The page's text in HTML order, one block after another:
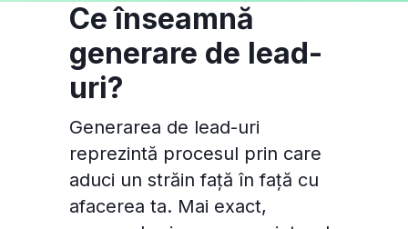
Ce înseamnă
generare de lead-
uri?
Generarea de lead-uri
reprezintă procesul prin care
aduci un străin față în față cu
afacerea ta. Mai exact,